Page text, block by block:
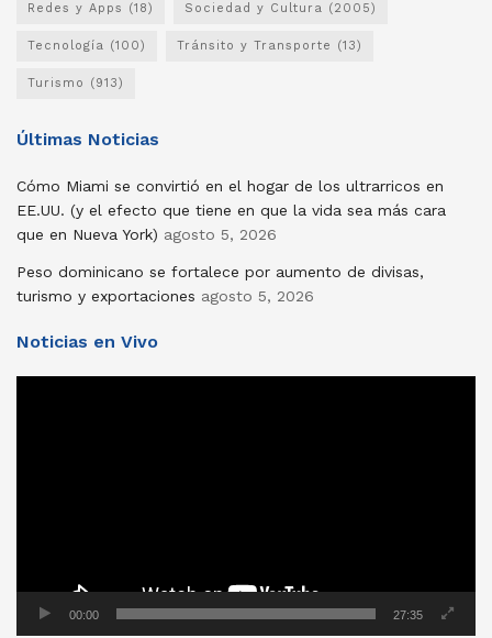
Redes y Apps (18) Sociedad y Cultura (2005)
Tecnología (100) Tránsito y Transporte (13)
Turismo (913)
Últimas Noticias
Cómo Miami se convirtió en el hogar de los ultrarricos en
EE.UU. (y el efecto que tiene en que la vida sea más cara
que en Nueva York) agosto 5, 2026
Peso dominicano se fortalece por aumento de divisas,
turismo y exportaciones agosto 5, 2026
Noticias en Vivo
00:00 27:35